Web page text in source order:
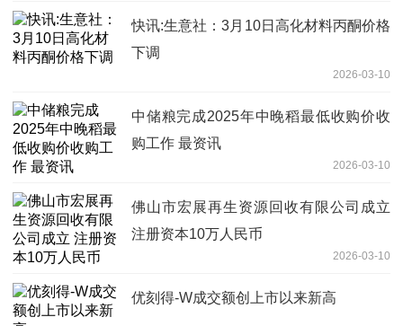
快讯:生意社：3月10日高化材料丙酮价格
下调
2026-03-10
中储粮完成2025年中晚稻最低收购价收
购工作 最资讯
2026-03-10
佛山市宏展再生资源回收有限公司成立
注册资本10万人民币
2026-03-10
优刻得-W成交额创上市以来新高